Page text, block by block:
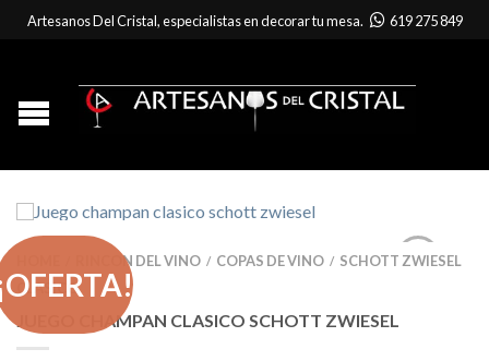
Artesanos Del Cristal, especialistas en decorar tu mesa. 619 275 849
RINCON DEL VINO / COPAS DE VINO / SCHOTT ZWIESEL
CLASICO
JUEGO CHAMPAN CLASICO SCHOTT ZWIESEL